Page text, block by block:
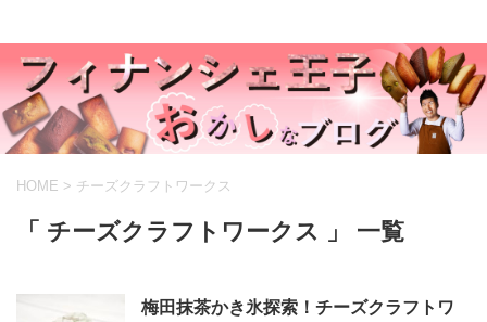
HOME > チーズクラフトワークス
「 チーズクラフトワークス 」 一覧
梅田抹茶かき氷探索！チーズクラフトワ